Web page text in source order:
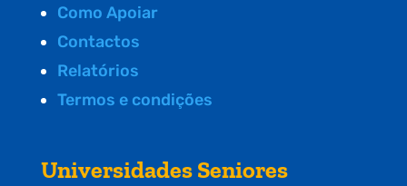
Como Apoiar
Contactos
Relatórios
Termos e condições
Universidades Seniores